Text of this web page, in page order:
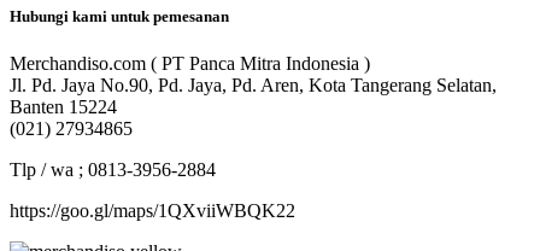
Hubungi kami untuk pemesanan
Merchandiso.com ( PT Panca Mitra Indonesia )
Jl. Pd. Jaya No.90, Pd. Jaya, Pd. Aren, Kota Tangerang Selatan,
Banten 15224
(021) 27934865
Tlp / wa ; 0813-3956-2884
https://goo.gl/maps/1QXviiWBQK22